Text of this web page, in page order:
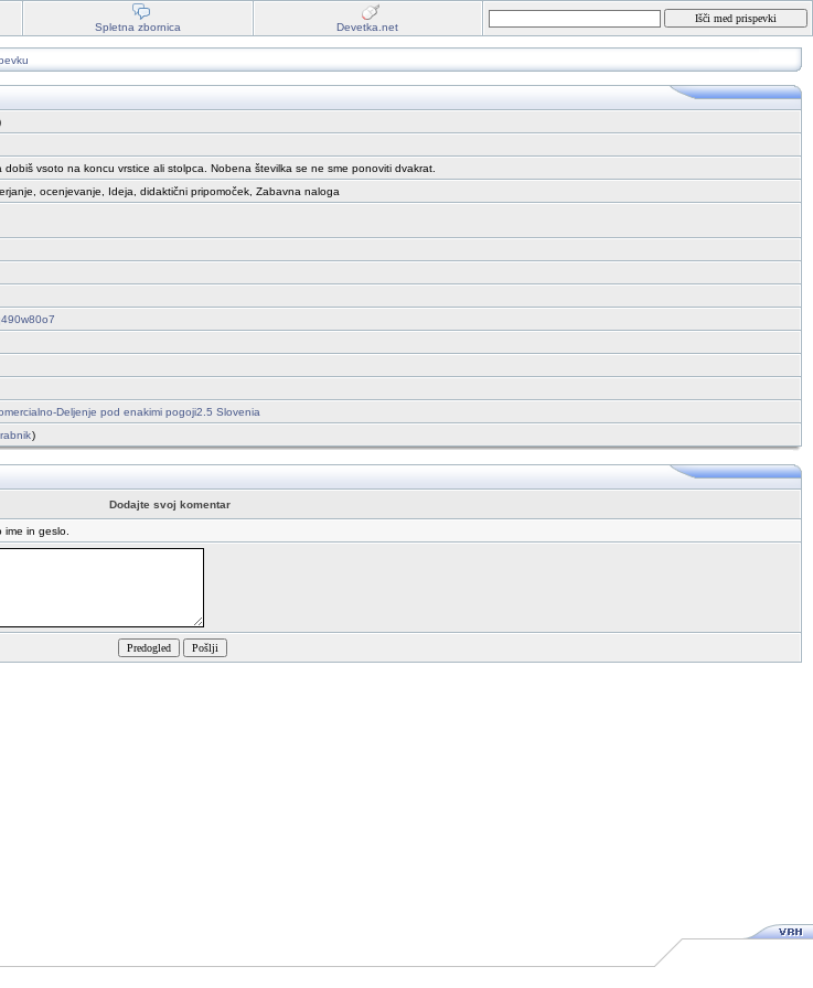
Spletna zbornica Devetka.net
vsoto na koncu vrstice ali stolpca. Nobena številka se ne sme ponoviti dvakrat.
ocenjevanje, Ideja, didaktični pripomoček, Zabavna naloga
Deljenje pod enakimi pogoji2.5 Slovenia
)
Dodajte svoj komentar
in geslo.